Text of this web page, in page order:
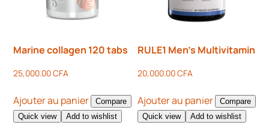
Marine collagen 120 tabs
25,000.00CFA
Ajouter au panier
Compare
Quick view
Add to wishlist
RULE1 Men’s Multivitamin
20,000.00CFA
Ajouter au panier
Compare
Quick view
Add to wishlist